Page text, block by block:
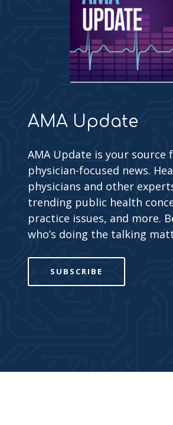
AMA Update
AMA Update is your source
physician-focused news.
physicians and other
trending public health
practice issues, and more.
who’s doing the talking
SUBSCRIBE